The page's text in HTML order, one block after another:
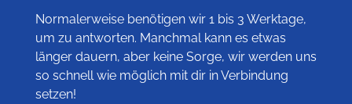
Normalerweise benötigen wir 1 bis 3 Werktage,
um zu antworten. Manchmal kann es etwas
länger dauern, aber keine Sorge, wir werden uns
so schnell wie möglich mit dir in Verbindung
setzen!